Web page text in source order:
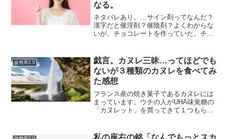
なる。
ネタバレあり。…サイン剤ってなんだ？
漢字だと催淫剤？催陰剤？よくわからな
いが、チョコレートを作っていた。チョ
ないと言われているらしい（ちょっとグ
グって調べただけ）まあ、...
徒然草2.0
戯言。カヌレ三昧…ってほどでも
ないが３種類のカヌレを食べてみ
た感想
フランス産の焼き菓子であるカヌレには
まっています。ウチの人がUHA味覚糖の
「カヌレット」を買ってきて１つもらっ
るんだろう？てなわけで、いろんなカヌ
私の座右の銘「なんでもっとスカ